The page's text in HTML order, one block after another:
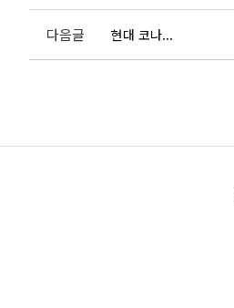
다음글 현대 코나...